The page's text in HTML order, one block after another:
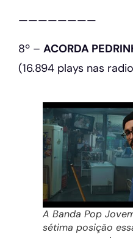
————————
8º – ACORDA
(16.894 plays nas
A Banda Pop
sétima posição